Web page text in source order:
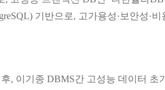
기반으로, 고가용성·보안성·
이기종 DBMS간 고성능 데이터